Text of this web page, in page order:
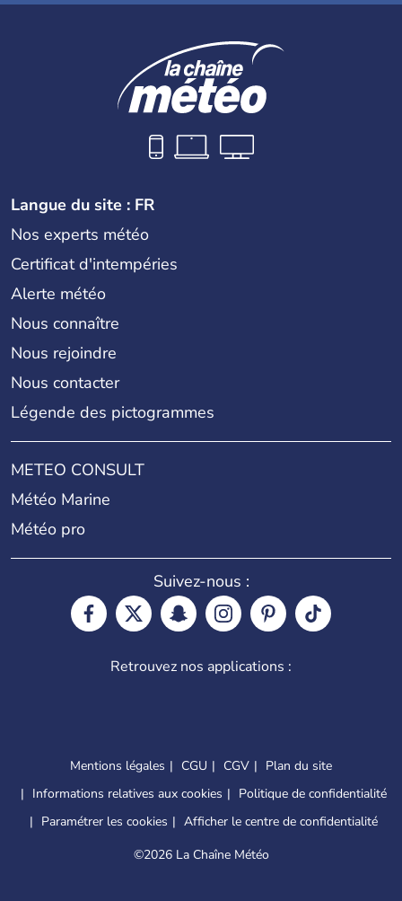
Langue du site : FR
Nos experts météo
Certificat d'intempéries
Alerte météo
Nous connaître
Nous rejoindre
Nous contacter
Légende des pictogrammes
METEO CONSULT
Météo Marine
Météo pro
Suivez-nous :
Retrouvez nos applications :
Mentions légales CGU CGV
Plan du site
Informations relatives aux cookies
Politique de confidentialité
Paramétrer les cookies
Afficher le centre de confidentialité
©2026 La Chaîne Météo